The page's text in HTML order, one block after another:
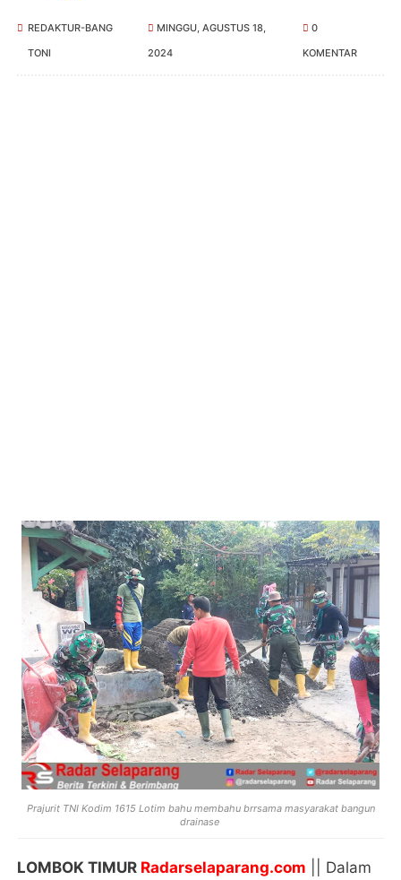
REDAKTUR-BANG
TONI
MINGGU, AGUSTUS 18,
2024
0
KOMENTAR
Prajurit TNI Kodim 1615 Lotim bahu membahu brrsama masyarakat bangun
drainase
LOMBOK TIMUR Radarselaparang.com || Dalam